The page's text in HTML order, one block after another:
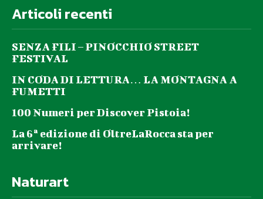
Articoli recenti
SENZA FILI – PINOCCHIO STREET
FESTIVAL
IN CODA DI LETTURA… LA MONTAGNA A
FUMETTI
100 Numeri per Discover Pistoia!
La 6ª edizione di OltreLaRocca sta per
arrivare!
Naturart